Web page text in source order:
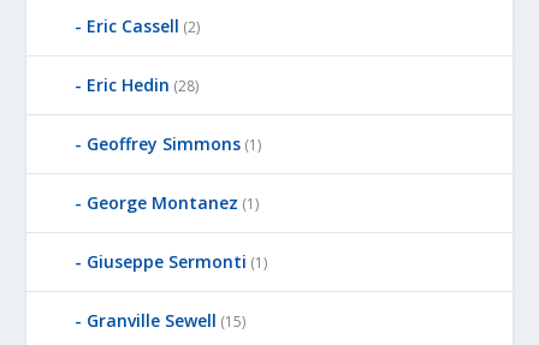
Eric Cassell (2)
Eric Hedin (28)
Geoffrey Simmons (1)
George Montanez (1)
Giuseppe Sermonti (1)
Granville Sewell (15)